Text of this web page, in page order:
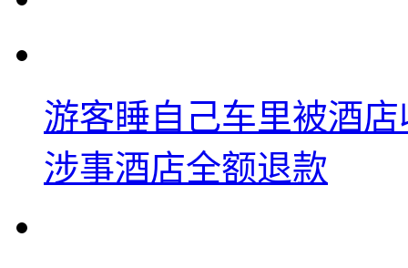
游客睡自己车里被酒
涉事酒店全额退款